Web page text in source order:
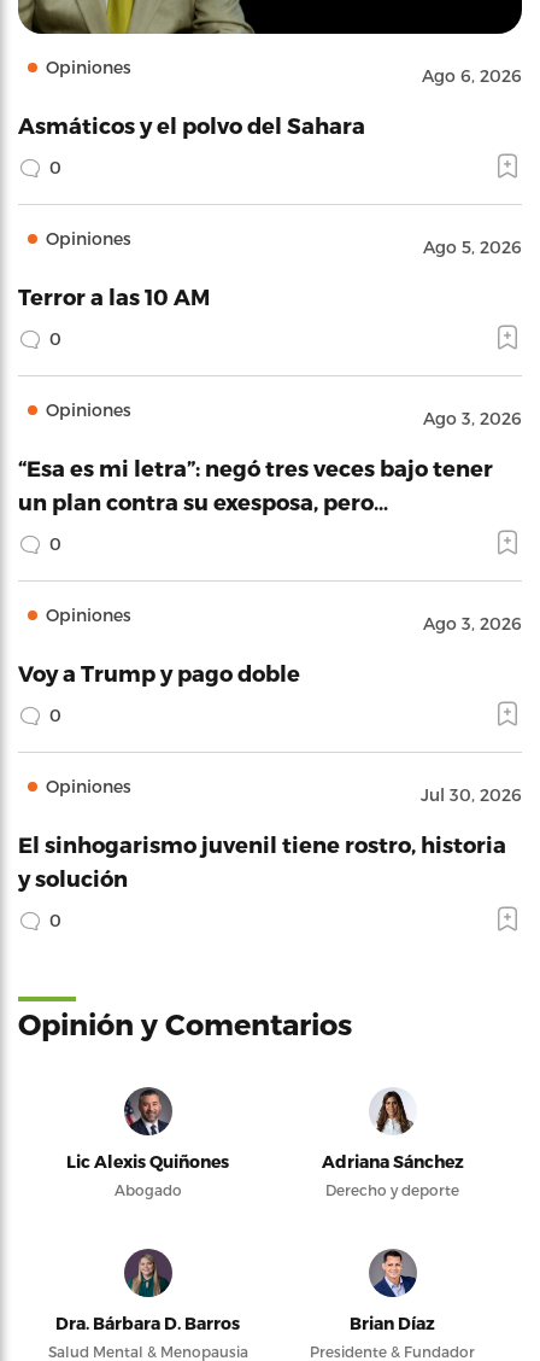
Opiniones Ago 6, 2026
Asmáticos y el polvo del Sahara
0
Opiniones Ago 5, 2026
Terror a las 10 AM
0
Opiniones Ago 3, 2026
“Esa es mi letra”: negó tres veces bajo tener
un plan contra su exesposa, pero…
0
Opiniones Ago 3, 2026
Voy a Trump y pago doble
0
Opiniones Jul 30, 2026
El sinhogarismo juvenil tiene rostro, historia
y solución
0
Opinión y Comentarios
Lic Alexis Quiñones
Abogado
Adriana Sánchez
Derecho y deporte
Dra. Bárbara D. Barros
Salud Mental & Menopausia
Brian Díaz
Presidente & Fundador